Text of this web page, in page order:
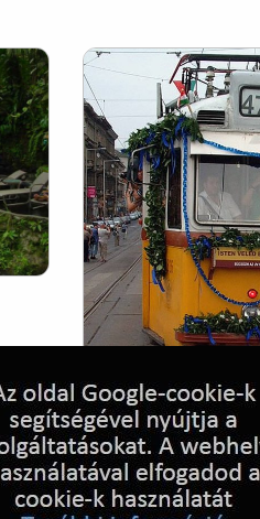
Az utolsó UV
Budapesten